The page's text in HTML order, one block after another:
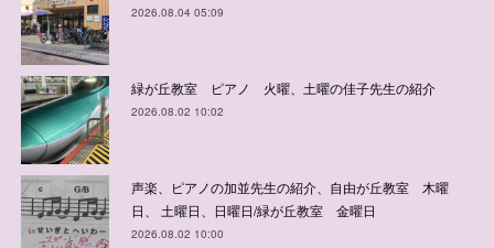
2026.08.04 05:09
緑が丘教室 ピアノ 火曜、土曜の佳子先生の紹介
2026.08.02 10:02
声楽、ピアノの加並先生の紹介、自由が丘教室 木曜
日、 土曜日、日曜日/緑が丘教室 金曜日
2026.08.02 10:00